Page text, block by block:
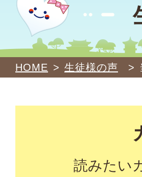
HOME > 生徒様の声 >
読みたい